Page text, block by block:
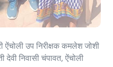
ऐंचोली उप निरीक्षक कमलेश जोशी
निवासी चंपावत, ऐंचोली